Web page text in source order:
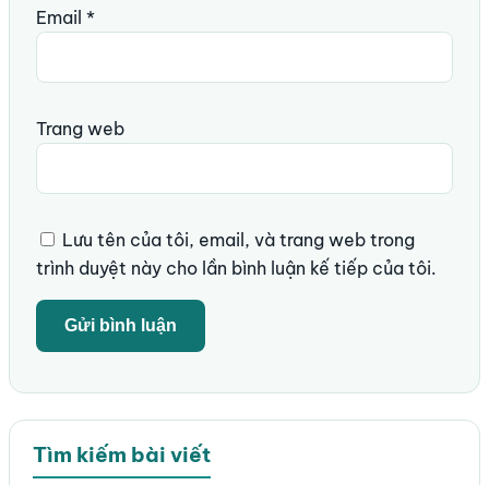
Email *
Trang web
Lưu tên của tôi, email, và trang web trong
trình duyệt này cho lần bình luận kế tiếp của tôi.
Tìm kiếm bài viết